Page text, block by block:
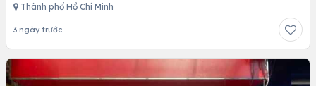
Thành phố Hồ Chí Minh
3 ngày trước